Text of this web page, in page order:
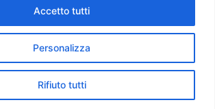
Personalizza
Rifiuto tutti
Accetto tutti